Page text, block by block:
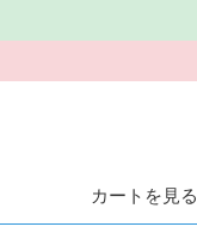
カートを見る